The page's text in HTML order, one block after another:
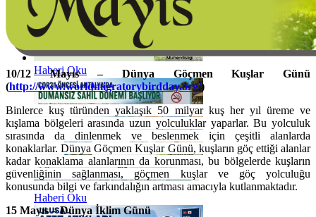
Haberi Oku
Haberi Oku
10/12 Mayıs – Dünya Göçmen Kuşlar Günü
(http://www.worldmigratorybirdday.org/)
Binlerce kuş türünden yaklaşık 50 milyar kuş her yıl üreme ve
kışlama bölgeleri arasında uzun yolculuklar yaparlar. Bu yolculuk
sırasında da dinlenmek ve beslenmek için çeşitli alanlarda
konaklarlar. Dünya Göçmen Kuşlar Günü, kuşların göç ettiği alanlar
kadar konaklama alanlarının da korunması, bu bölgelerde kuşların
güvenliğinin sağlanması, göçmen kuşlar ve göç yolculuğu
konusunda bilgi ve farkındalığın artması amacıyla kutlanmaktadır.
15 Mayıs – Dünya İklim Günü